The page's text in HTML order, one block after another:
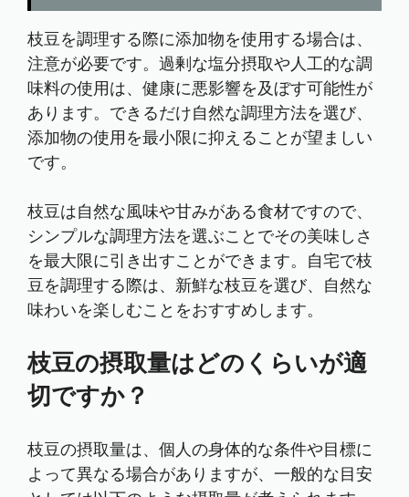
枝豆を調理する際に添加物を使用する場合は、
注意が必要です。過剰な塩分摂取や人工的な調
味料の使用は、健康に悪影響を及ぼす可能性が
あります。できるだけ自然な調理方法を選び、
添加物の使用を最小限に抑えることが望ましい
です。
枝豆は自然な風味や甘みがある食材ですので、
シンプルな調理方法を選ぶことでその美味しさ
を最大限に引き出すことができます。自宅で枝
豆を調理する際は、新鮮な枝豆を選び、自然な
味わいを楽しむことをおすすめします。
枝豆の摂取量はどのくらいが適
切ですか？
枝豆の摂取量は、個人の身体的な条件や目標に
よって異なる場合がありますが、一般的な目安